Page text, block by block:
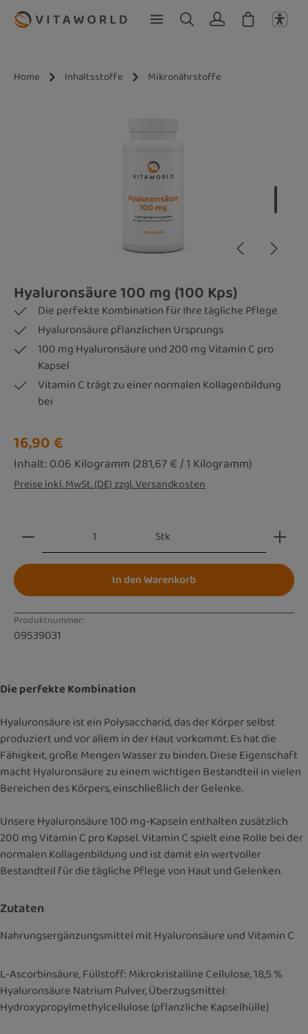
Zum Hauptinhalt springen
Home Inhaltsstoffe Mikronährstoffe
Hyaluronsäure 100 mg (100 Kps)
Die perfekte Kombination für Ihre tägliche Pflege
Hyaluronsäure pflanzlichen Ursprungs
100 mg Hyaluronsäure und 200 mg Vitamin C pro
Kapsel
Vitamin C trägt zu einer normalen Kollagenbildung
bei
Regulärer Preis:
16,90 €
Inhalt:0.06 Kilogramm (281,67 € / 1 Kilogramm)
Preise inkl. MwSt. (DE) zzgl. Versandkosten
Produkt Anzahl: Gib den gewünschten Wert ein
Stk
In den Warenkorb
Produktnummer:
09539031
Die perfekte Kombination
Hyaluronsäure ist ein Polysaccharid, das der Körper selbst
produziert und vor allem in der Haut vorkommt. Es hat die
Fähigkeit, große Mengen Wasser zu binden. Diese Eigenschaft
macht Hyaluronsäure zu einem wichtigen Bestandteil in vielen
Bereichen des Körpers, einschließlich der Gelenke.
Unsere Hyaluronsäure 100 mg-Kapseln enthalten zusätzlich
200 mg Vitamin C pro Kapsel. Vitamin C spielt eine Rolle bei der
normalen Kollagenbildung und ist damit ein wertvoller
Bestandteil für die tägliche Pflege von Haut und Gelenken.
Zutaten
Nahrungsergänzungsmittel mit Hyaluronsäure und Vitamin C
L-Ascorbinsäure, Füllstoff: Mikrokristalline Cellulose, 18,5 %
Hyaluronsäure Natrium Pulver, Überzugsmittel:
Hydroxypropylmethylcellulose (pflanzliche Kapselhülle)